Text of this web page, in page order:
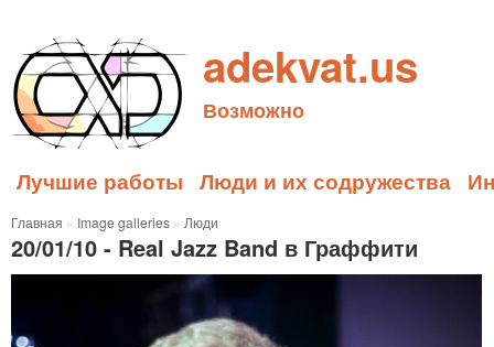
adekvat.us
Возможно
Лучшие работы Люди и их содружества
Главная » Image galleries » Люди
20/01/10 - Real Jazz Band в Граффити